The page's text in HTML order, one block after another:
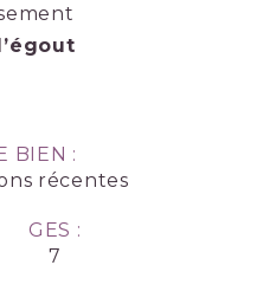
BIEN :
récentes
GES :
7